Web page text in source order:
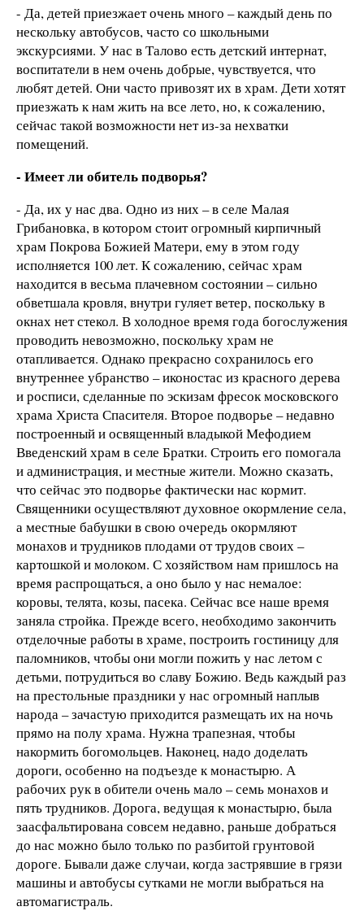
- Да, детей приезжает очень много – каждый день по
нескольку автобусов, часто со школьными
экскурсиями. У нас в Талово есть детский интернат,
воспитатели в нем очень добрые, чувствуется, что
любят детей. Они часто привозят их в храм. Дети хотят
приезжать к нам жить на все лето, но, к сожалению,
сейчас такой возможности нет из-за нехватки
помещений.
- Имеет ли обитель подворья?
- Да, их у нас два. Одно из них – в селе Малая
Грибановка, в котором стоит огромный кирпичный
храм Покрова Божией Матери, ему в этом году
исполняется 100 лет. К сожалению, сейчас храм
находится в весьма плачевном состоянии – сильно
обветшала кровля, внутри гуляет ветер, поскольку в
окнах нет стекол. В холодное время года богослужения
проводить невозможно, поскольку храм не
отапливается. Однако прекрасно сохранилось его
внутреннее убранство – иконостас из красного дерева
и росписи, сделанные по эскизам фресок московского
храма Христа Спасителя. Второе подворье – недавно
построенный и освященный владыкой Мефодием
Введенский храм в селе Братки. Строить его помогала
и администрация, и местные жители. Можно сказать,
что сейчас это подворье фактически нас кормит.
Священники осуществляют духовное окормление села,
а местные бабушки в свою очередь окормляют
монахов и трудников плодами от трудов своих –
картошкой и молоком. С хозяйством нам пришлось на
время распрощаться, а оно было у нас немалое:
коровы, телята, козы, пасека. Сейчас все наше время
заняла стройка. Прежде всего, необходимо закончить
отделочные работы в храме, построить гостиницу для
паломников, чтобы они могли пожить у нас летом с
детьми, потрудиться во славу Божию. Ведь каждый раз
на престольные праздники у нас огромный наплыв
народа – зачастую приходится размещать их на ночь
прямо на полу храма. Нужна трапезная, чтобы
накормить богомольцев. Наконец, надо доделать
дороги, особенно на подъезде к монастырю. А
рабочих рук в обители очень мало – семь монахов и
пять трудников. Дорога, ведущая к монастырю, была
заасфальтирована совсем недавно, раньше добраться
до нас можно было только по разбитой грунтовой
дороге. Бывали даже случаи, когда застрявшие в грязи
машины и автобусы сутками не могли выбраться на
автомагистраль.